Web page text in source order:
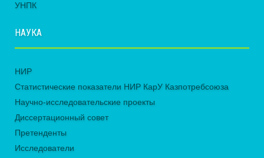
УНПК
НАУКА
НИР
Статистические показатели НИР КарУ Казпотребсоюза
Научно-исследовательские проекты
Диссертационный совет
Претенденты
Исследователи